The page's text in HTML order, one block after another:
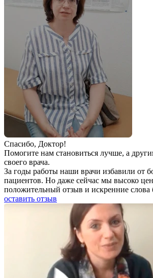
Спаcибо, Доктор!
Помогите нам становиться лучше, а
своего врача.
За годы работы наши врачи избавили от
пациентов. Но даже сейчас мы высоко
положительный отзыв и искренние слова
оставить отзыв